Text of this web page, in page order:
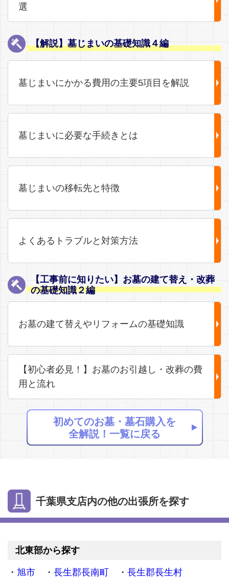
選
【解説】墓じまいの基礎知識４編
墓じまいにかかる費用の主要5項目を解説
墓じまいに必要な手続きとは
墓じまいの移転先と特徴
よくあるトラブルと対策方法
【工事前に知りたい】お墓の建て替え・改葬
の基礎知識２編
お墓の建て替えやリフォームの基礎知識
【初心者必見！】お墓のお引越し・改葬の費
用と流れ
初めてのお墓・墓石購入を
全解説！一覧に戻る
千葉県支店内の他の出張所を探す
北東部から探す
旭市 長生郡長南町
長生郡長生村